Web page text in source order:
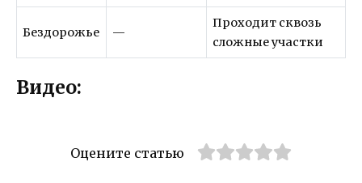
Бездорожье —
Проходит сквозь
сложные участки
Видео:
Оцените статью